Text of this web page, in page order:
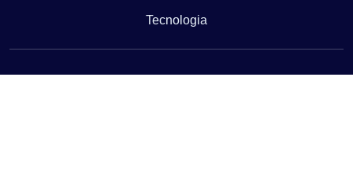
Tecnologia